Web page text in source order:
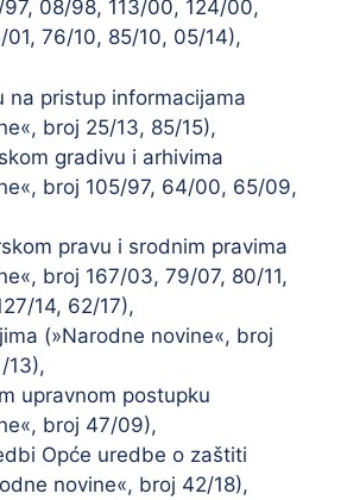
08/98, 113/00, 124/00,
01, 76/10, 85/10, 05/14),
na pristup informacijama
broj 25/13, 85/15),
gradivu i arhivima
broj 105/97, 64/00, 65/09,
pravu i srodnim pravima
broj 167/03, 79/07, 80/11,
14, 62/17),
(»Narodne novine«, broj
13),
upravnom postupku
broj 47/09),
Opće uredbe o zaštiti
novine«, broj 42/18),